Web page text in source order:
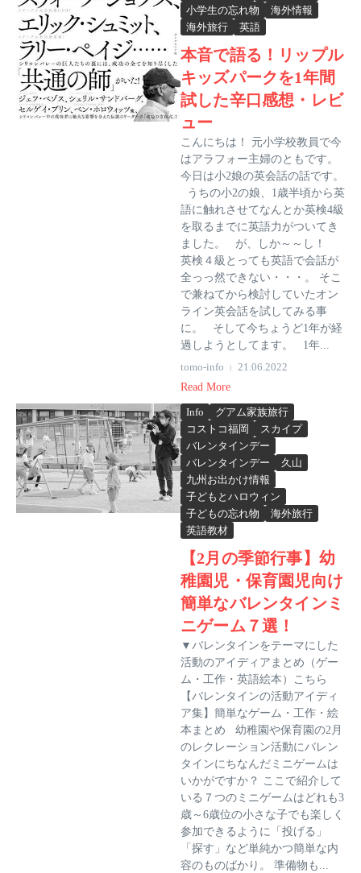
小学生の忘れ物
海外情報
海外旅行
英語
本音で語る！リップル
キッズパークを1年間
試した辛口感想・レビ
ュー
こんにちは！ 元小学校教員で今
はアラフォー主婦のともです。
今日は小2娘の英会話の話です。
うちの小2の娘、1歳半頃から英
語に触れさせてなんとか英検4級
を取るまでに英語力がついてき
ました。 が、しか～～し！
英検４級とっても英語で会話が
全っっ然できない・・・。 そこ
で兼ねてから検討していたオン
ライン英会話を試してみる事
に。 そして今ちょうど1年が経
過しようとしてます。 1年...
tomo-info
21.06.2022
Read More
Info
グアム家族旅行
コストコ福岡
スカイプ
バレンタインデー
バレンタインデー
久山
九州お出かけ情報
子どもとハロウィン
子どもの忘れ物
海外旅行
英語教材
【2月の季節行事】幼
稚園児・保育園児向け
簡単なバレンタインミ
ニゲーム７選！
▼バレンタインをテーマにした
活動のアイディアまとめ（ゲー
ム・工作・英語絵本）こちら
【バレンタインの活動アイディ
ア集】簡単なゲーム・工作・絵
本まとめ 幼稚園や保育園の2月
のレクレーション活動にバレン
タインにちなんだミニゲームは
いかがですか？ ここで紹介して
いる７つのミニゲームはどれも3
歳～6歳位の小さな子でも楽しく
参加できるように「投げる」
「探す」など単純かつ簡単な内
容のものばかり。 準備物も...